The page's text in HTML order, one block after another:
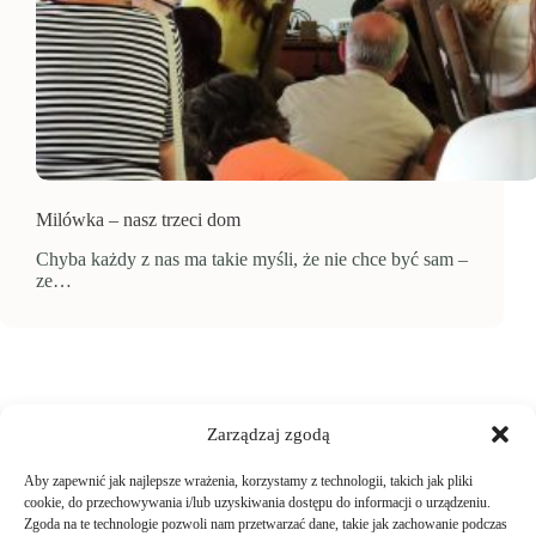
Zarządzaj zgodą
Aby zapewnić jak najlepsze wrażenia, korzystamy z technologii, takich jak pliki
cookie, do przechowywania i/lub uzyskiwania dostępu do informacji o urządzeniu.
Zgoda na te technologie pozwoli nam przetwarzać dane, takie jak zachowanie podczas
Milówka – nasz trzeci dom
Chyba każdy z nas ma takie myśli, że nie chce być sam –
ze…
TWOJE ZAKUPY